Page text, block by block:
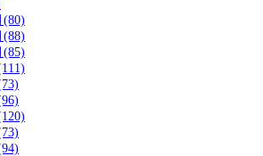
(80)
(88)
(85)